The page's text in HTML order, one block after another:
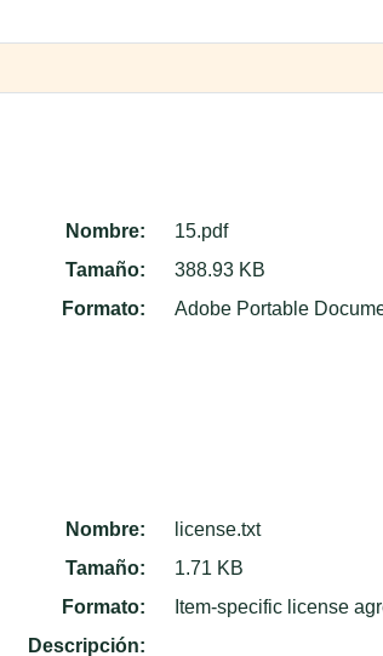
Nombre:
15.pdf
Tamaño:
388.93 KB
Formato:
Adobe Portable
Nombre:
license.txt
Tamaño:
1.71 KB
Formato:
Item-specific license
Descripción: